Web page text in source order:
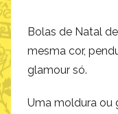
Bolas de Natal
mesma cor,
glamour só.
Uma moldura ou